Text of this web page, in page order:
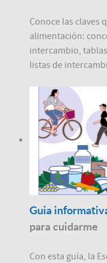
Conoce las claves
alimentación:
intercambio,
listas de
Guia
para cuidarme
Con esta guía, la